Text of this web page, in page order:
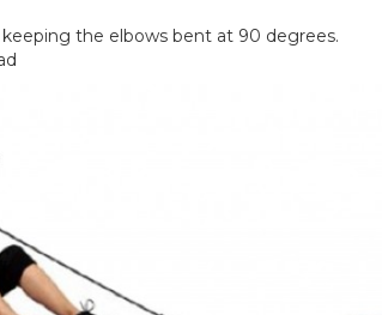
the elbows bent at 90 degrees.